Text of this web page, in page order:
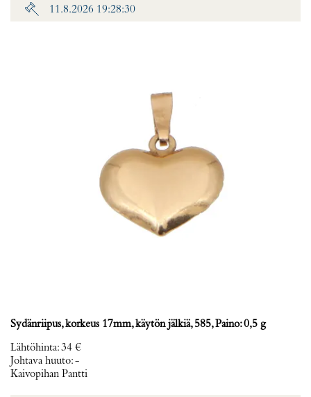
11.8.2026 19:28:30
Sydänriipus, korkeus 17mm, käytön jälkiä, 585, Paino: 0,5 g
Lähtöhinta:34 €
Johtava huuto:-
Kaivopihan Pantti